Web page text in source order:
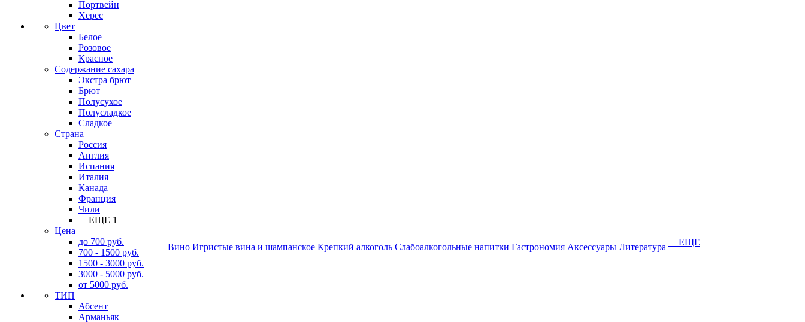
Портвейн
Херес
Цвет
Белое
Розовое
Красное
Содержание сахара
Экстра брют
Брют
Полусухое
Полусладкое
Сладкое
Страна
Россия
Англия
Испания
Италия
Канада
Франция
Чили
+ ЕЩЕ 1
Цена
до 700 руб.
700 - 1500 руб.
1500 - 3000 руб.
3000 - 5000 руб.
от 5000 руб.
ТИП
Абсент
Арманьяк
Вино Игристые вина и шампанское Крепкий алкоголь Слабоалкогольные напитки Гастрономия Аксессуары Литература + ЕЩЕ